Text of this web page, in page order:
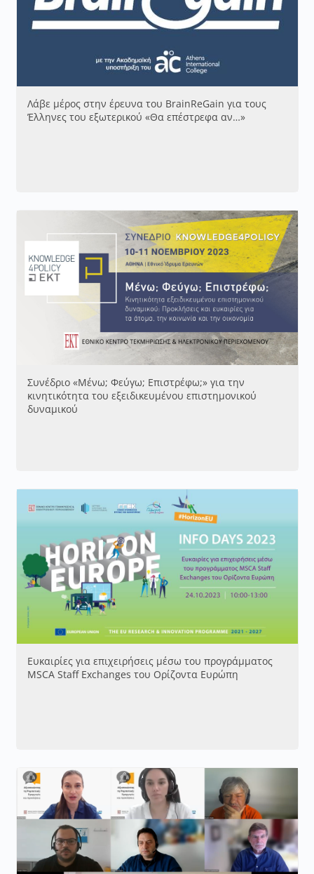
Λάβε μέρος στην έρευνα του BrainReGain για τους
Έλληνες του εξωτερικού «Θα επέστρεφα αν…»
Συνέδριο «Μένω; Φεύγω; Επιστρέφω;» για την
κινητικότητα του εξειδικευμένου επιστημονικού
δυναμικού
Ευκαιρίες για επιχειρήσεις μέσω του προγράμματος
MSCA Staff Exchanges του Ορίζοντα Ευρώπη